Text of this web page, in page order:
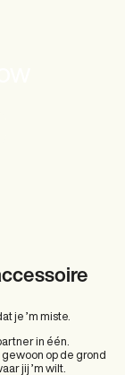
je ’m miste.
in één.
gewoon op de grond
jij ’m wilt.